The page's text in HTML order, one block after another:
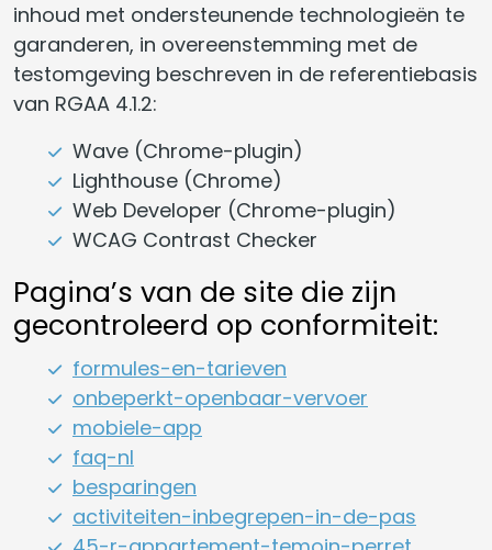
inhoud met ondersteunende technologieën te
garanderen, in overeenstemming met de
testomgeving beschreven in de referentiebasis
van RGAA 4.1.2:
Wave (Chrome-plugin)
Lighthouse (Chrome)
Web Developer (Chrome-plugin)
WCAG Contrast Checker
Pagina’s van de site die zijn
gecontroleerd op conformiteit:
formules-en-tarieven
onbeperkt-openbaar-vervoer
mobiele-app
faq-nl
besparingen
activiteiten-inbegrepen-in-de-pas